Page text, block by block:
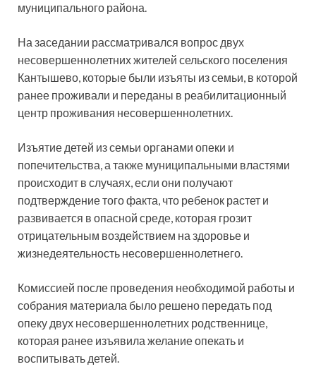
муниципального района.
На заседании рассматривался вопрос двух
несовершеннолетних жителей сельского поселения
Кантышево, которые были изъяты из семьи, в которой
ранее проживали и переданы в реабилитационный
центр проживания несовершеннолетних.
Изъятие детей из семьи органами опеки и
попечительства, а также муниципальными властями
происходит в случаях, если они получают
подтверждение того факта, что ребенок растет и
развивается в опасной среде, которая грозит
отрицательным воздействием на здоровье и
жизнедеятельность несовершеннолетнего.
Комиссией после проведения необходимой работы и
собрания материала было решено передать под
опеку двух несовершеннолетних родственнице,
которая ранее изъявила желание опекать и
воспитывать детей.